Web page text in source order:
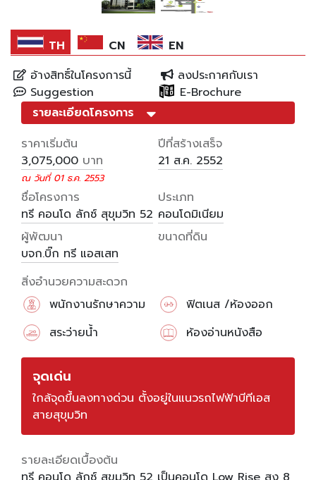
TH CN
EN
อ้างสิทธิ์ในโครงการนี้
ลงประกาศกับเรา
Suggestion
E-Brochure
รายละเอียดโครงการ
ราคาเริ่มต้น
3,075,000 บาท
ณ วันที่ 01 ธ.ค. 2553
ปีที่สร้างเสร็จ
21 ส.ค. 2552
ชื่อโครงการ
ทรี คอนโด ลักซ์ สุขุมวิท 52
ประเภท
คอนโดมิเนียม
ผู้พัฒนา
บจก.บิ๊ก ทรี แอสเสท
ขนาดที่ดิน
สิ่งอำนวยความสะดวก
พนักงานรักษาความ
ปลอดภัย
ฟิตเนส /ห้องออก
กำลังกาย
สระว่ายน้ำ ห้องอ่านหนังสือ
จุดเด่น
ใกล้จุดขึ้นลงทางด่วน ตั้งอยู่ในแนวรถไฟฟ้าบีทีเอส
สายสุขุมวิท
รายละเอียดเบื้องต้น